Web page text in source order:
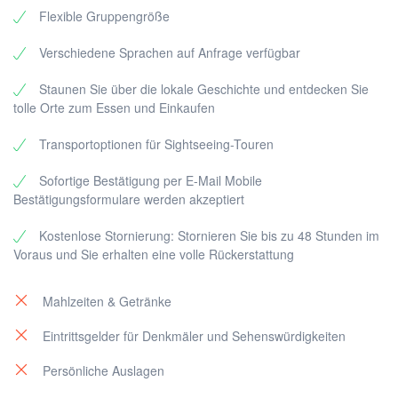
unter Denkmalschutz und der Park wird als “bemerkenswerter
Theoule sur Mer :
Die Gemeinde liegt im Osten des Esterel-Massivs, an dessen
Ausläufern sie sich befindet, sowie im Westen der Bucht von
Eine echte Naturattraktion. Die Corniche d’Or ist ein Ort von
unvergleichlicher Schönheit, der zu den Pflichtterminen an der
Côte d’Azur gehört!
8 bis 15 Personen 1100€
Für jedes weitere Kind 19€
Flexible Gruppengröße
Verschiedene Sprachen auf Anfrage verfügbar
Staunen Sie über die lokale Geschichte und entdecken Sie
tolle Orte zum Essen und Einkaufen
Transportoptionen für Sightseeing-Touren
Sofortige Bestätigung per E-Mail Mobile
Bestätigungsformulare werden akzeptiert
Kostenlose Stornierung: Stornieren Sie bis zu 48 Stunden im
Voraus und Sie erhalten eine volle Rückerstattung
Mahlzeiten & Getränke
Eintrittsgelder für Denkmäler und Sehenswürdigkeiten
Persönliche Auslagen